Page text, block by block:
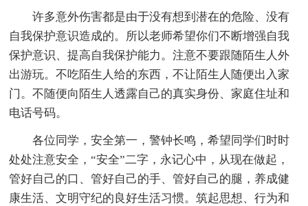
许多意外伤害都是由于没有想到潜在的危险、没有
自我保护意识造成的。所以老师希望你们不断增强自我
保护意识、提高自我保护能力。注意不要跟随陌生人外
出游玩。不吃陌生人给的东西，不让陌生人随便出入家
门。不随便向陌生人透露自己的真实身份、家庭住址和
电话号码。
各位同学，安全第一，警钟长鸣，希望同学们时时
处处注意安全，“安全”二字，永记心中，从现在做起，
管好自己的口、管好自己的手、管好自己的腿，养成健
康生活、文明守纪的良好生活习惯。筑起思想、行为和